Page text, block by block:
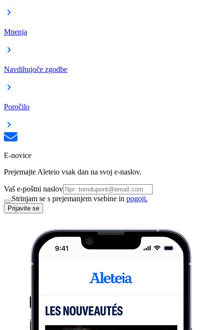
Mnenja
Navdihujoče zgodbe
Poročilo
E-novice
Prejemajte Aleteio vsak dan na svoj e-naslov.
Vaš e-poštni naslov
Strinjam se s prejemanjem vsebine in pogoji.
Prijavite se